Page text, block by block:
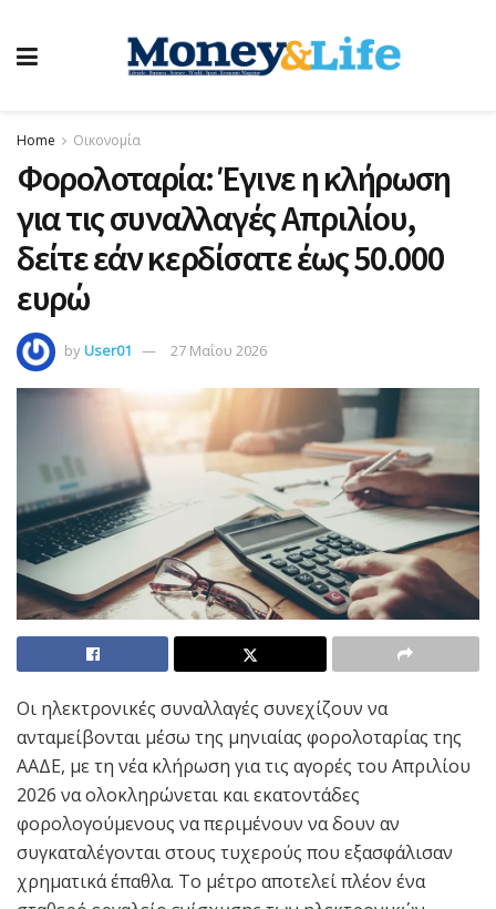
Home Οικονομία
Φορολοταρία: Έγινε η κλήρωση
για τις συναλλαγές Απριλίου,
δείτε εάν κερδίσατε έως 50.000
ευρώ
byUser01 27 Μαΐου 2026
Οι ηλεκτρονικές συναλλαγές συνεχίζουν να
ανταμείβονται μέσω της μηνιαίας φορολοταρίας της
ΑΑΔΕ, με τη νέα κλήρωση για τις αγορές του Απριλίου
2026 να ολοκληρώνεται και εκατοντάδες
φορολογούμενους να περιμένουν να δουν αν
συγκαταλέγονται στους τυχερούς που εξασφάλισαν
χρηματικά έπαθλα. Το μέτρο αποτελεί πλέον ένα